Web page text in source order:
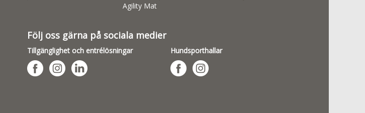
Agility Mat
Följ oss gärna på sociala medier
Tillgänglighet och entrélösningar Hundsporthallar